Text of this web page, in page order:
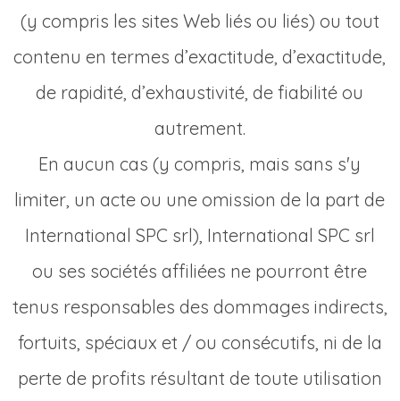
(y compris les sites Web liés ou liés) ou tout
contenu en termes d’exactitude, d’exactitude,
de rapidité, d’exhaustivité, de fiabilité ou
autrement.
En aucun cas (y compris, mais sans s'y
limiter, un acte ou une omission de la part de
International SPC srl), International SPC srl
ou ses sociétés affiliées ne pourront être
tenus responsables des dommages indirects,
fortuits, spéciaux et / ou consécutifs, ni de la
perte de profits résultant de toute utilisation